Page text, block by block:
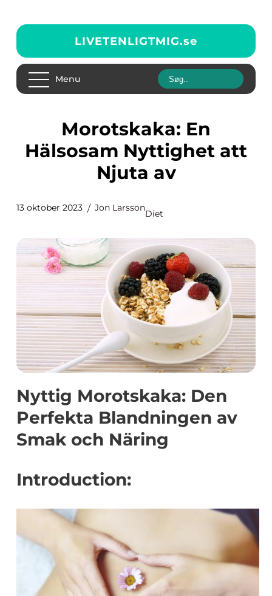
LIVETENLIGTMIG.se
Menu
Morotskaka: En
Hälsosam Nyttighet att
Njuta av
13 oktober 2023 Jon Larsson
Diet
Nyttig Morotskaka: Den
Perfekta Blandningen av
Smak och Näring
Introduction: